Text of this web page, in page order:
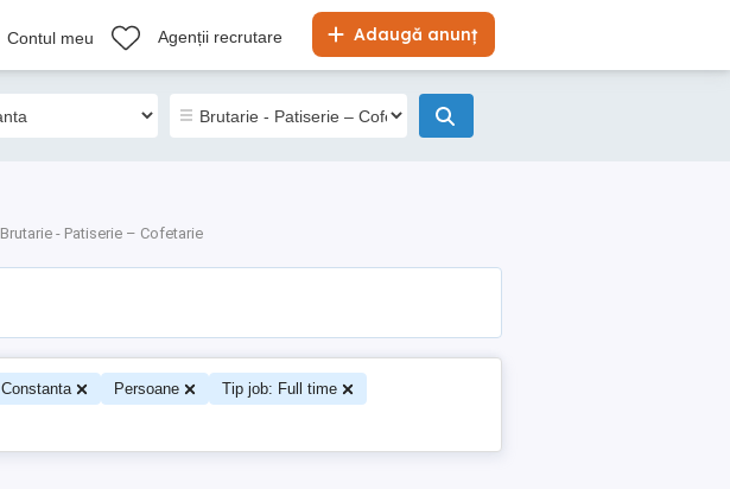
Adaugă anunț
Contul meu Agenții recrutare
Brutarie - Patiserie – Cofetarie
Constanta Persoane
Tip job: Full time